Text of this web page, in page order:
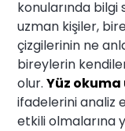
konularında bilgi
uzman kişiler,
çizgilerinin ne
bireylerin
olur.Yüz
ifadelerini analiz
etkili olmalarına